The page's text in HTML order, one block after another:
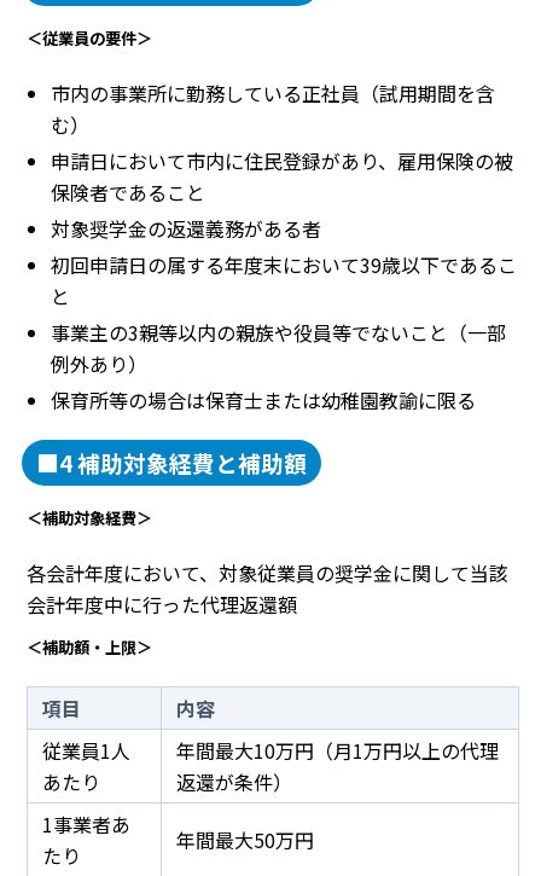
＜従業員の要件＞
市内の事業所に勤務している正社員（試用期間を含
む）
申請日において市内に住民登録があり、雇用保険の被
保険者であること
対象奨学金の返還義務がある者
初回申請日の属する年度末において39歳以下であるこ
と
事業主の3親等以内の親族や役員等でないこと（一部
例外あり）
保育所等の場合は保育士または幼稚園教諭に限る
■4 補助対象経費と補助額
＜補助対象経費＞
各会計年度において、対象従業員の奨学金に関して当該
会計年度中に行った代理返還額
＜補助額・上限＞
項目
内容
従業員1人
あたり
年間最大10万円（月1万円以上の代理
返還が条件）
1事業者あ
たり
年間最大50万円